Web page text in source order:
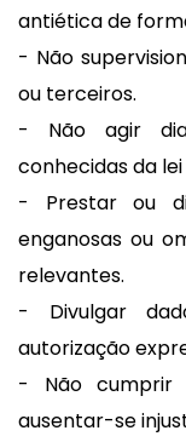
antiética de
- Não
ou terceiros.
- Não agir
conhecidas da
- Prestar ou
enganosas ou
relevantes.
- Divulgar
autorização
- Não cumprir
ausentar-se